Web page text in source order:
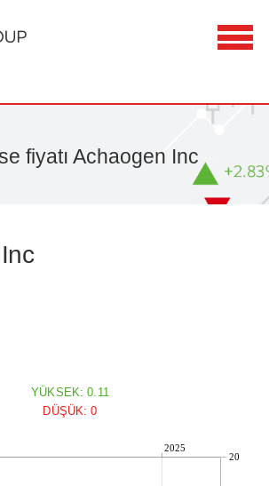
fiyatı Achaogen Inc
YÜKSEK: 0.11
DÜŞÜK: 0
2025
20